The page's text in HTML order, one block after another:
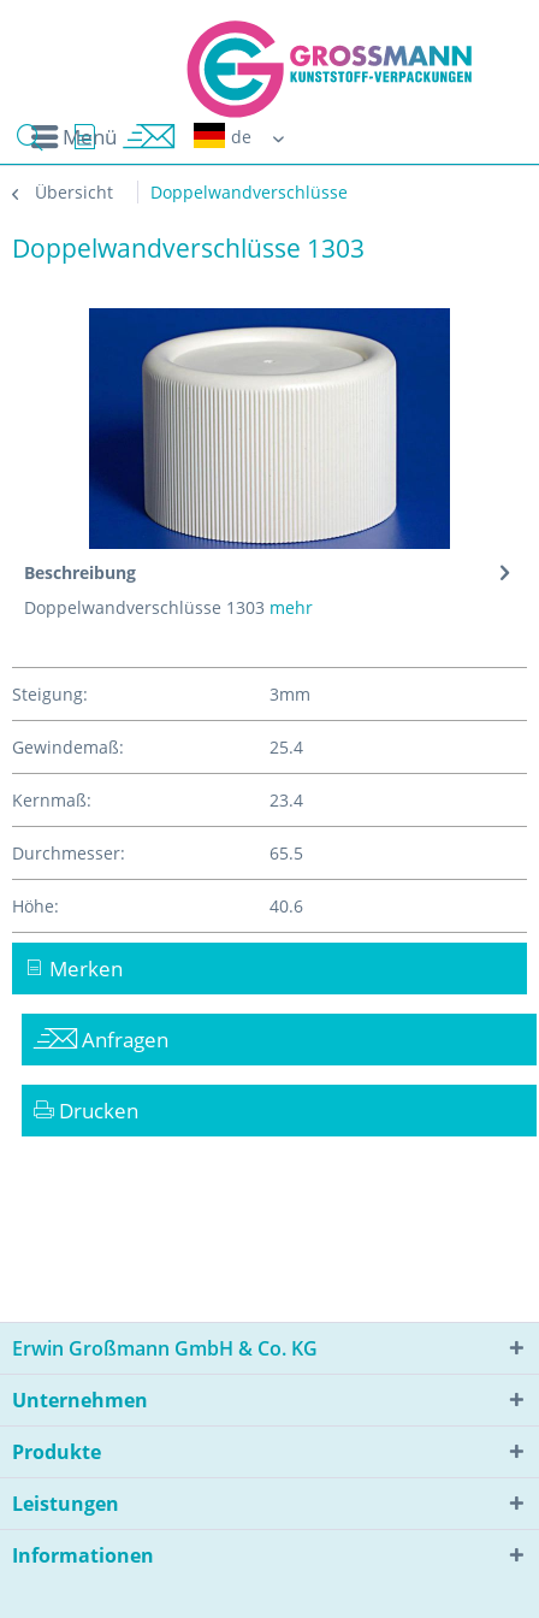
Menü
Übersicht Doppelwandverschlüsse
Doppelwandverschlüsse 1303
Beschreibung
Doppelwandverschlüsse 1303 mehr
Steigung: 3mm
Gewindemaß: 25.4
Kernmaß: 23.4
Durchmesser: 65.5
Höhe: 40.6
Merken
Anfragen
Drucken
Erwin Großmann GmbH & Co. KG
Unternehmen
Produkte
Leistungen
Informationen